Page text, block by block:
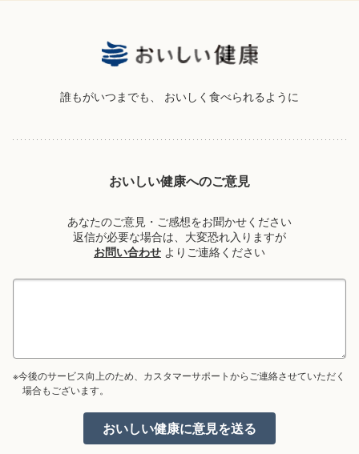
誰もがいつまでも、 おいしく食べられるように
おいしい健康へのご意見
あなたのご意見・ご感想をお聞かせください
返信が必要な場合は、大変恐れ入りますが
お問い合わせ よりご連絡ください
※今後のサービス向上のため、カスタマーサポートからご連絡させていただく
場合もございます。